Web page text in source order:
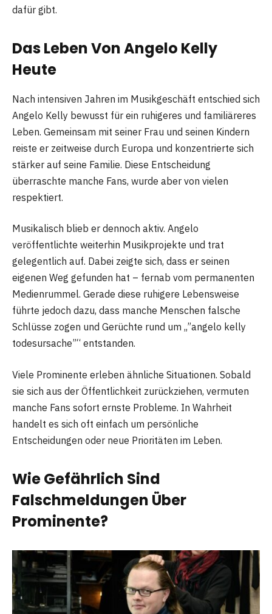
dafür gibt.
Das Leben Von Angelo Kelly
Heute
Nach intensiven Jahren im Musikgeschäft entschied sich
Angelo Kelly bewusst für ein ruhigeres und familiäreres
Leben. Gemeinsam mit seiner Frau und seinen Kindern
reiste er zeitweise durch Europa und konzentrierte sich
stärker auf seine Familie. Diese Entscheidung
überraschte manche Fans, wurde aber von vielen
respektiert.
Musikalisch blieb er dennoch aktiv. Angelo
veröffentlichte weiterhin Musikprojekte und trat
gelegentlich auf. Dabei zeigte sich, dass er seinen
eigenen Weg gefunden hat – fernab vom permanenten
Medienrummel. Gerade diese ruhigere Lebensweise
führte jedoch dazu, dass manche Menschen falsche
Schlüsse zogen und Gerüchte rund um „”angelo kelly
todesursache”“ entstanden.
Viele Prominente erleben ähnliche Situationen. Sobald
sie sich aus der Öffentlichkeit zurückziehen, vermuten
manche Fans sofort ernste Probleme. In Wahrheit
handelt es sich oft einfach um persönliche
Entscheidungen oder neue Prioritäten im Leben.
Wie Gefährlich Sind
Falschmeldungen Über
Prominente?